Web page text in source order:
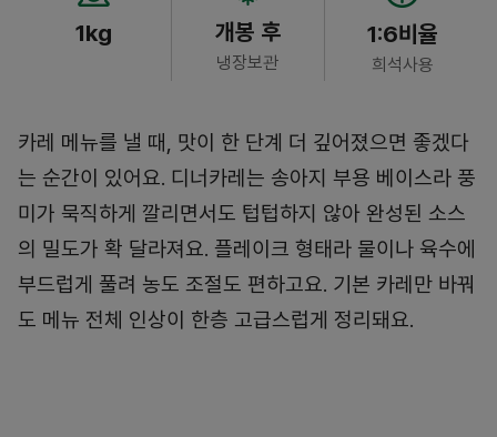
1kg 개봉 후
냉장보관
1:6비율
희석사용
카레 메뉴를 낼 때, 맛이 한 단계 더 깊어졌으면 좋겠다
는 순간이 있어요. 디너카레는 송아지 부용 베이스라 풍
미가 묵직하게 깔리면서도 텁텁하지 않아 완성된 소스
의 밀도가 확 달라져요. 플레이크 형태라 물이나 육수에
부드럽게 풀려 농도 조절도 편하고요. 기본 카레만 바꿔
도 메뉴 전체 인상이 한층 고급스럽게 정리돼요.